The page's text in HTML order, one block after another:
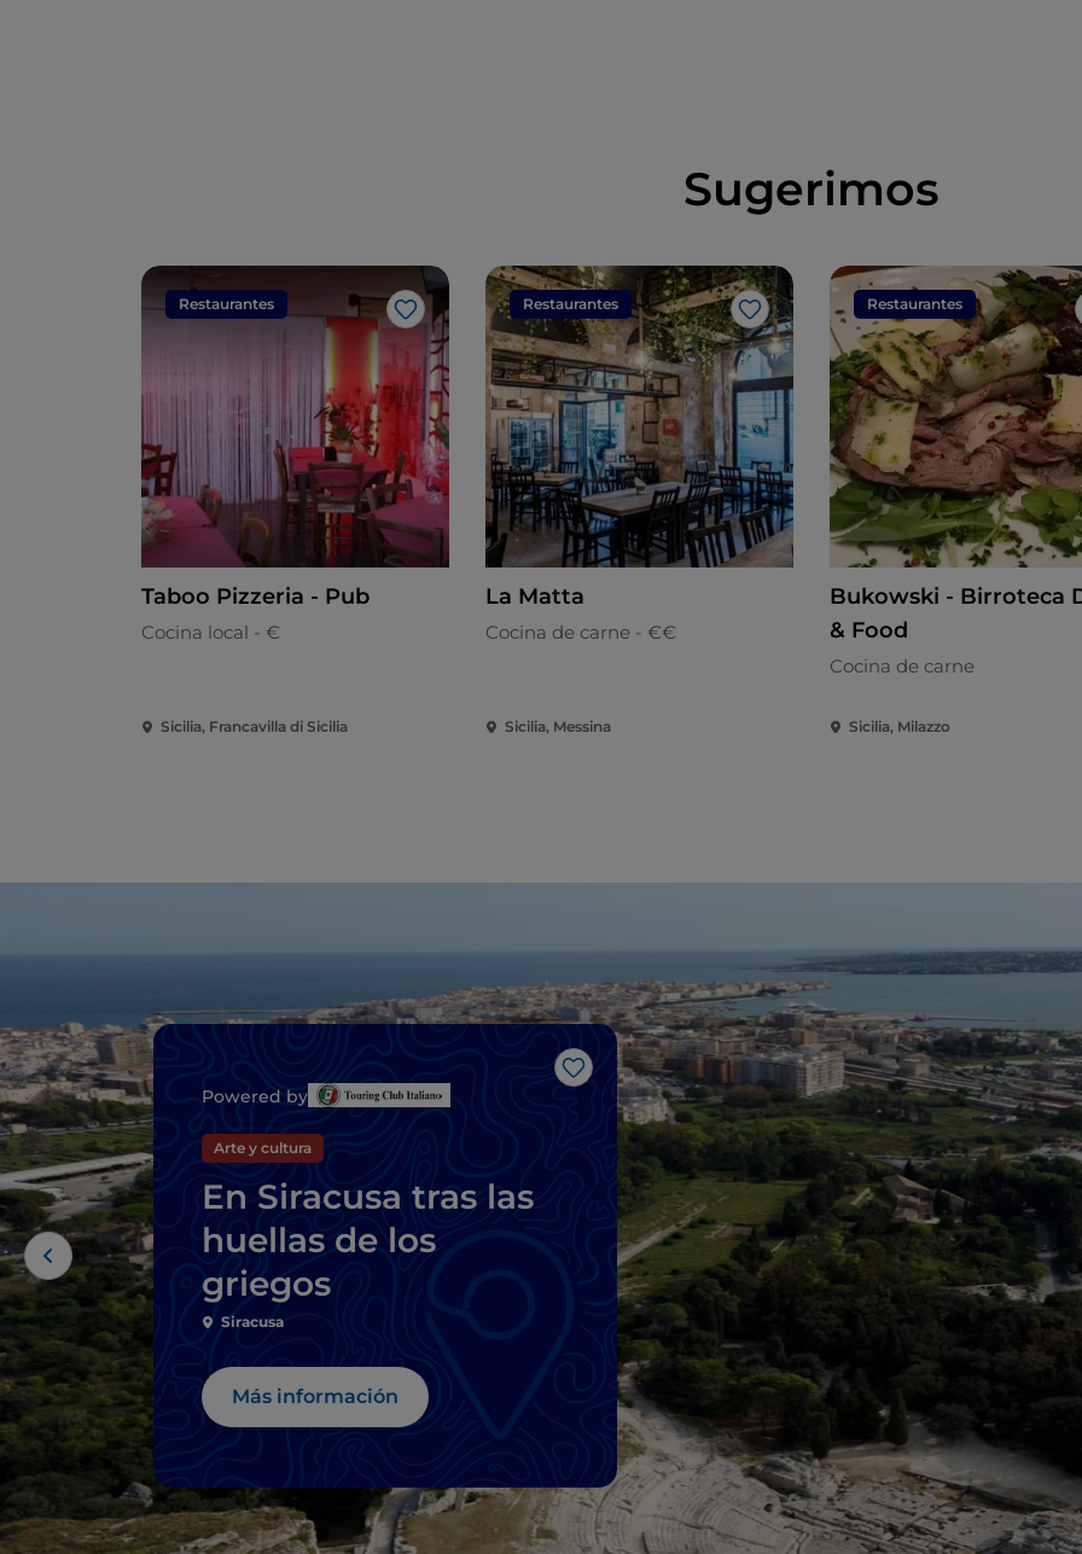
Sugerimos
Restaurantes
Me gusta
Taboo Pizzeria - Pub
Cocina local - €
Sicilia, Francavilla di Sicilia
Restaurantes
Me gusta
La Matta
Cocina de carne - €€
Sicilia, Messina
Restaurantes
Bukowski - Birroteca
& Food
Cocina de carne
Sicilia, Milazzo
Me gusta
Powered by
Arte y cultura
En Siracusa tras las
huellas de los
griegos
Siracusa
Más información